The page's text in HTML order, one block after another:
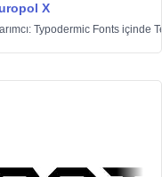
X
Typodermic Fonts içinde